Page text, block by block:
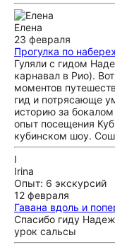
Елена
23 февраля
Прогулка по
Гуляли с гидом
карнавал в Рио).
моментов
гид и потрясающе
историю за
опыт посещения
кубинском шоу.
I
Irina
Опыт: 6 экскурсий
12 февраля
Гавана вдоль и
Спасибо гиду
урок сальсы